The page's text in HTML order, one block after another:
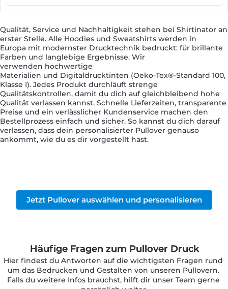
Qualität, Service und Nachhaltigkeit stehen bei Shirtinator an
erster Stelle. Alle Hoodies und Sweatshirts werden in
Europa mit modernster Drucktechnik bedruckt: für brillante
Farben und langlebige Ergebnisse. Wir
verwenden hochwertige
Materialien und Digitaldrucktinten (Oeko-Tex®-Standard 100,
Klasse I). Jedes Produkt durchläuft strenge
Qualitätskontrollen, damit du dich auf gleichbleibend hohe
Qualität verlassen kannst. Schnelle Lieferzeiten, transparente
Preise und ein verlässlicher Kundenservice machen den
Bestellprozess einfach und sicher. So kannst du dich darauf
verlassen, dass dein personalisierter Pullover genauso
ankommt, wie du es dir vorgestellt hast.
Jetzt Pullover auswählen und personalisieren
Häufige Fragen zum Pullover Druck
Hier findest du Antworten auf die wichtigsten Fragen rund
um das Bedrucken und Gestalten von unseren Pullovern.
Falls du weitere Infos brauchst, hilft dir unser Team gerne